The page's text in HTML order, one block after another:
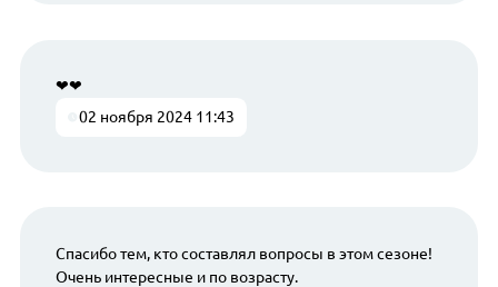
❤❤
02 ноября 2024 11:43
Спасибо тем, кто составлял вопросы в этом сезоне!
Очень интересные и по возрасту.